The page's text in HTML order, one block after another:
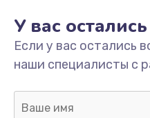
У вас
Если у вас остались
наши специалисты с